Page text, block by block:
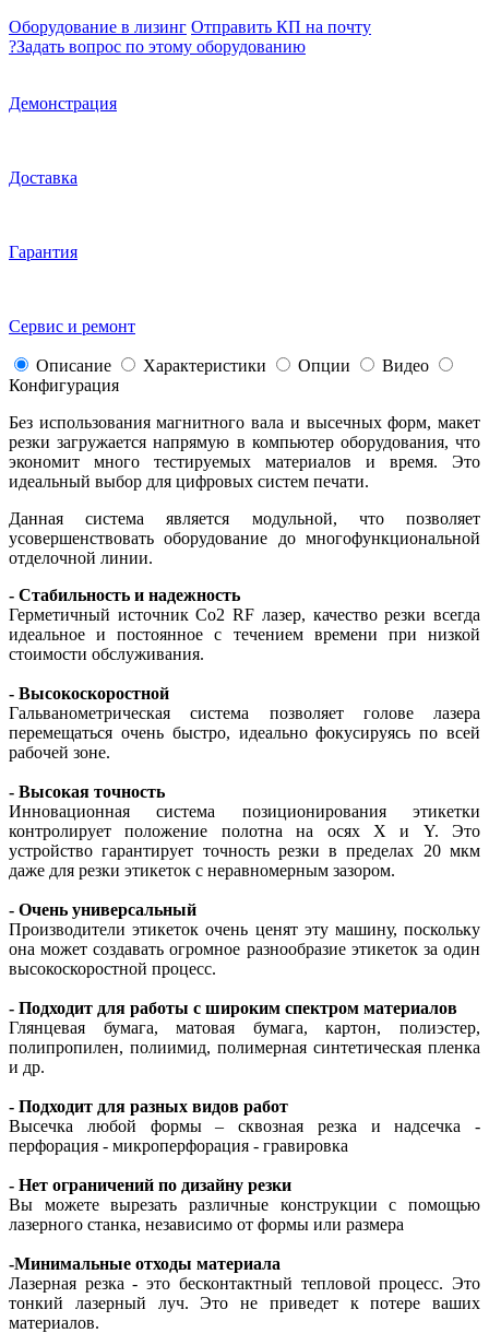
Оборудование в лизинг Отправить КП на почту
?Задать вопрос по этому оборудованию
Демонстрация
Доставка
Гарантия
Сервис и ремонт
Описание Характеристики Опции
Видео
Конфигурация
Без использования магнитного вала и высечных форм, макет
резки загружается напрямую в компьютер оборудования, что
экономит много тестируемых материалов и время. Это
идеальный выбор для цифровых систем печати.
Данная система является модульной, что позволяет
усовершенствовать оборудование до многофункциональной
отделочной линии.
- Стабильность и надежность
Герметичный источник Co2 RF лазер, качество резки всегда
идеальное и постоянное с течением времени при низкой
стоимости обслуживания.
- Высокоскоростной
Гальванометрическая система позволяет голове лазера
перемещаться очень быстро, идеально фокусируясь по всей
рабочей зоне.
- Высокая точность
Инновационная система позиционирования этикетки
контролирует положение полотна на осях X и Y. Это
устройство гарантирует точность резки в пределах 20 мкм
даже для резки этикеток с неравномерным зазором.
- Очень универсальный
Производители этикеток очень ценят эту машину, поскольку
она может создавать огромное разнообразие этикеток за один
высокоскоростной процесс.
- Подходит для работы с широким спектром материалов
Глянцевая бумага, матовая бумага, картон, полиэстер,
полипропилен, полиимид, полимерная синтетическая пленка
и др.
- Подходит для разных видов работ
Высечка любой формы – сквозная резка и надсечка -
перфорация - микроперфорация - гравировка
- Нет ограничений по дизайну резки
Вы можете вырезать различные конструкции с помощью
лазерного станка, независимо от формы или размера
-Минимальные отходы материала
Лазерная резка - это бесконтактный тепловой процесс. Это
тонкий лазерный луч. Это не приведет к потере ваших
материалов.